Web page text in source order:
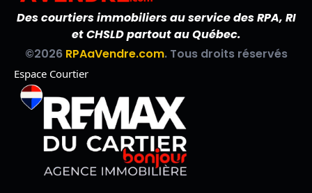
Des courtiers immobiliers au service des RPA, RI
et CHSLD partout au Québec.
©2026 RPAaVendre.com. Tous droits réservés
Espace Courtier